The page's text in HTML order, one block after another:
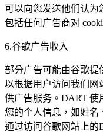
可以向您发送他们认为
包括任何广告商对
6.谷歌广告收入
部分广告可能由谷歌提
以根据用户访问我们网
供广告服务。DART
您的个人信息，如姓名
通过访问谷歌网站上的